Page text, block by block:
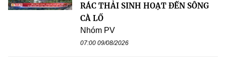
RÁC THẢI SINH HOẠT ĐẾN SÔNG
CÀ LỒ
Nhóm PV
07:00 09/08/2026